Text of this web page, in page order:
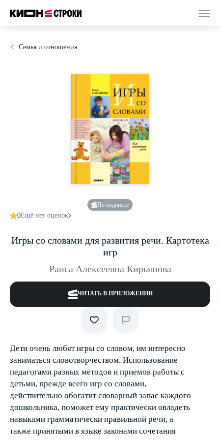
Семья и отношения
По подписке
0Ещё нет оценок
Игры со словами для развития речи. Картотека
игр
Раиса Алексеевна Кирьянова
ЧИТАТЬ В ПРИЛОЖЕНИИ
Дети очень любят игры со словом, им интересно
заниматься словотворчеством. Использование
педагогами разных методов и приемов работы с
детьми, прежде всего игр со словами,
действительно обогатит словарный запас каждого
дошкольника, поможет ему практически овладеть
навыками грамматически правильной речи, а
также принятыми в языке законами сочетания